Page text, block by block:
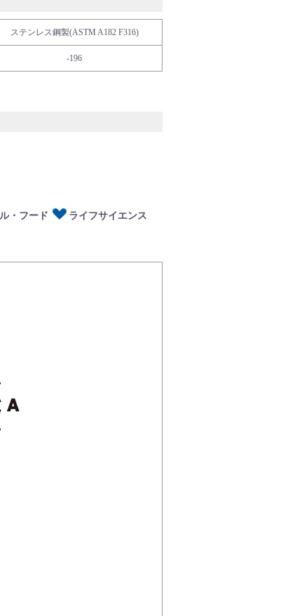
ステンレス鋼製(ASTM A182 F316)
-196
フード
・フード ライフサイエンス